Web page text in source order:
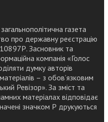
газета
про державну реєстрацію
Засновник та
компанія «Голос
думку авторів
– з обов’язковим
Ревізор». За зміст та
матеріалах відповідає
значком Р друкуються